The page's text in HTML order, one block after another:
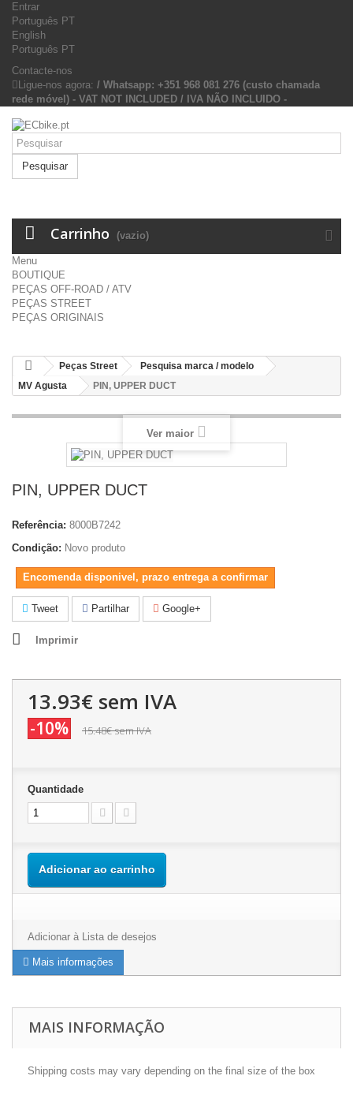
Entrar
Português PT
English
Português PT
Contacte-nos
Ligue-nos agora: / Whatsapp: +351 968 081 276 (custo chamada
rede móvel) - VAT NOT INCLUDED / IVA NÃO INCLUIDO -
Pesquisar
Carrinho (vazio)
Menu
BOUTIQUE
PEÇAS OFF-ROAD / ATV
PEÇAS STREET
PEÇAS ORIGINAIS
Peças Street
Pesquisa marca / modelo
MV Agusta
PIN, UPPER DUCT
Ver maior
PIN, UPPER DUCT
Referência: 8000B7242
Condição: Novo produto
Encomenda disponivel, prazo entrega a confirmar
Tweet Partilhar Google+
Imprimir
13.93€ sem IVA
-10% 15.48€sem IVA
Quantidade
Adicionar ao carrinho
Adicionar à Lista de desejos
Mais informações
MAIS INFORMAÇÃO
Shipping costs may vary depending on the final size of the box